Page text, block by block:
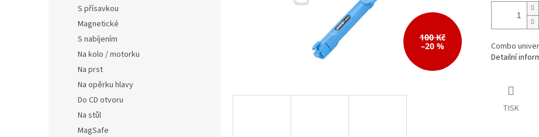
S přísavkou
Magnetické
S nabíjením
Na kolo / motorku
Na prst
Na opěrku hlavy
Do CD otvoru
Na stůl
MagSafe
100 Kč
–20 %
Combo
Detailní
TISK